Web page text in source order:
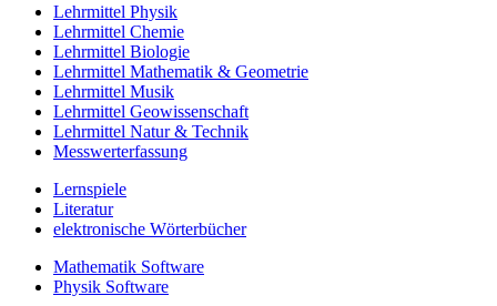
Lehrmittel Physik
Lehrmittel Chemie
Lehrmittel Biologie
Lehrmittel Mathematik & Geometrie
Lehrmittel Musik
Lehrmittel Geowissenschaft
Lehrmittel Natur & Technik
Messwerterfassung
Lernspiele
Literatur
elektronische Wörterbücher
Mathematik Software
Physik Software